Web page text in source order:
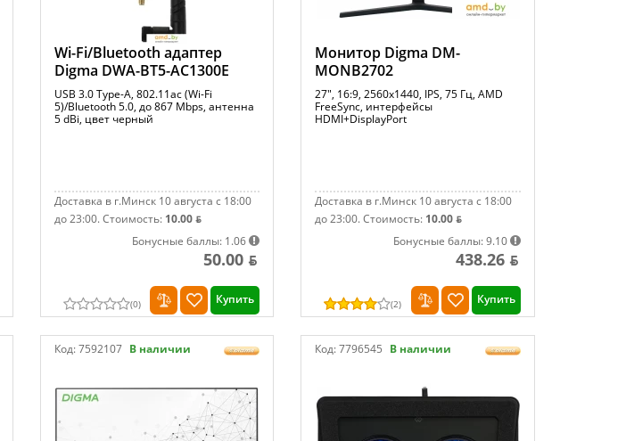
Wi-Fi/Bluetooth адаптер
Digma DWA-BT5-AC1300E
USB 3.0 Type-A, 802.11ac (Wi-Fi
5)/Bluetooth 5.0, до 867 Mbps, антенна
5 dBi, цвет черный
Доставка в г.Минск 10 августа с 18:00
до 23:00.Стоимость: 10.00 ƃ
Бонусные баллы: 1.06
50.00 ƃ
(0) Купить
Монитор Digma DM-
MONB2702
27", 16:9, 2560x1440, IPS, 75 Гц, AMD
FreeSync, интерфейсы
HDMI+DisplayPort
Доставка в г.Минск 10 августа с 18:00
до 23:00.Стоимость: 10.00 ƃ
Бонусные баллы: 9.10
438.26 ƃ
(2) Купить
Код:7592107 В наличии Код:7796545 В наличии